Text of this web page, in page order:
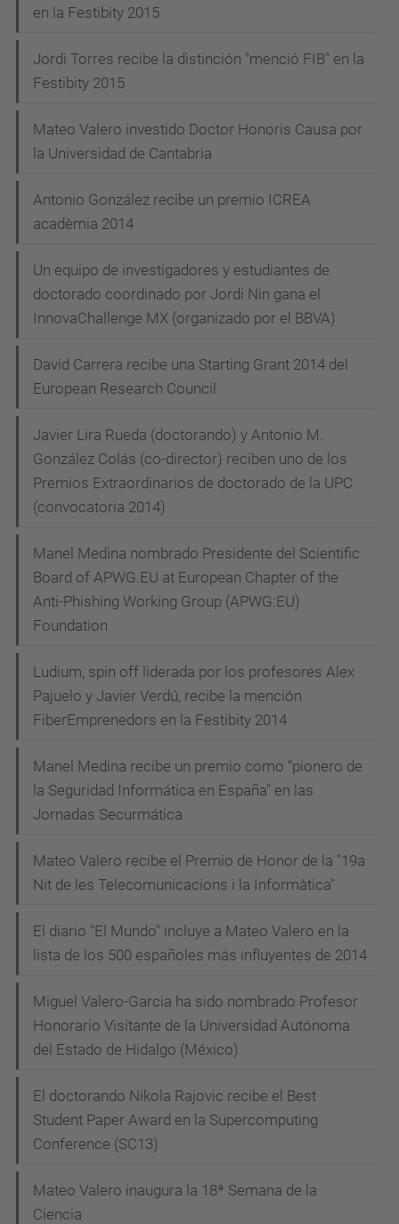
en la Festibity 2015
Jordi Torres recibe la distinción "menció FIB" en la
Festibity 2015
Mateo Valero investido Doctor Honoris Causa por
la Universidad de Cantabria
Antonio González recibe un premio ICREA
acadèmia 2014
Un equipo de investigadores y estudiantes de
doctorado coordinado por Jordi Nin gana el
InnovaChallenge MX (organizado por el BBVA)
David Carrera recibe una Starting Grant 2014 del
European Research Council
Javier Lira Rueda (doctorando) y Antonio M.
González Colás (co-director) reciben uno de los
Premios Extraordinarios de doctorado de la UPC
(convocatoria 2014)
Manel Medina nombrado Presidente del Scientific
Board of APWG.EU at European Chapter of the
Anti-Phishing Working Group (APWG:EU)
Foundation
Ludium, spin off liderada por los profesores Alex
Pajuelo y Javier Verdú, recibe la mención
FiberEmprenedors en la Festibity 2014
Manel Medina recibe un premio como “pionero de
la Seguridad Informática en España" en las
Jornadas Securmática
Mateo Valero recibe el Premio de Honor de la "19a
Nit de les Telecomunicacions i la Informàtica"
El diario "El Mundo" incluye a Mateo Valero en la
lista de los 500 españoles más influyentes de 2014
Miguel Valero-Garcia ha sido nombrado Profesor
Honorario Visitante de la Universidad Autónoma
del Estado de Hidalgo (México)
El doctorando Nikola Rajovic recibe el Best
Student Paper Award en la Supercomputing
Conference (SC13)
Mateo Valero inaugura la 18ª Semana de la
Ciencia